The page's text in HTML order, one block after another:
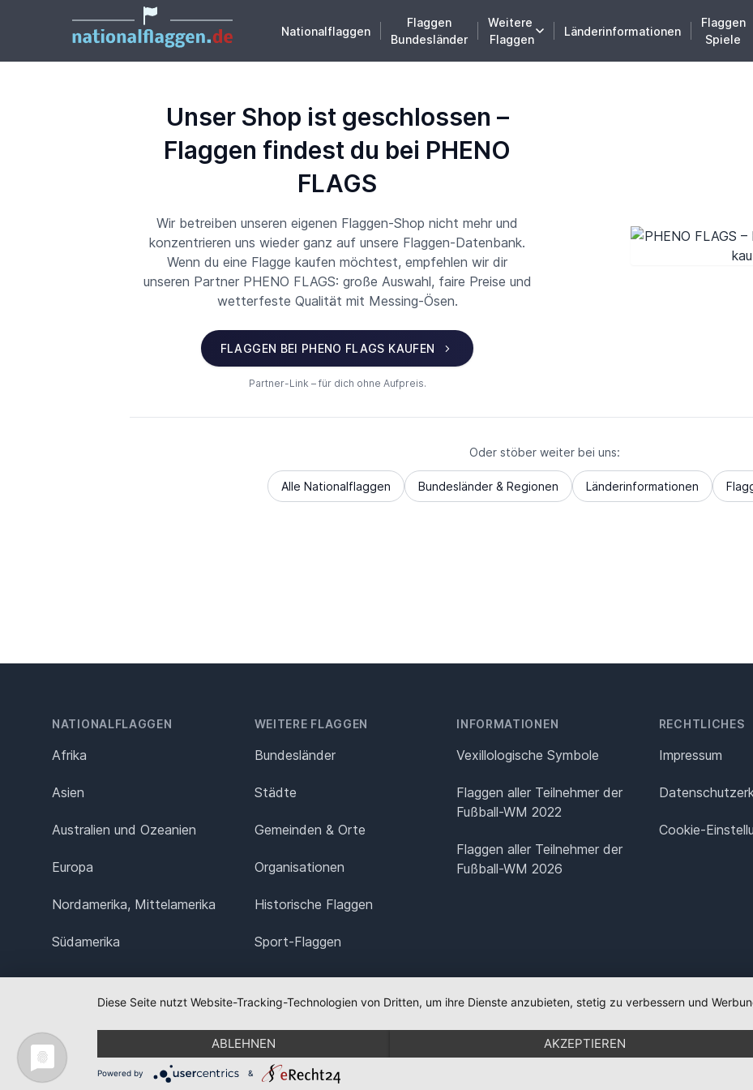
Nationalflaggen
Flaggen
Bundesländer
Weitere
Flaggen
Länderinformationen
Flaggen
Spiele
Unser Shop ist geschlossen –
Flaggen findest du bei PHENO
FLAGS
Wir betreiben unseren eigenen Flaggen-Shop nicht mehr und
konzentrieren uns wieder ganz auf unsere Flaggen-Datenbank.
Wenn du eine Flagge kaufen möchtest, empfehlen wir dir
unseren Partner PHENO FLAGS: große Auswahl, faire Preise und
wetterfeste Qualität mit Messing-Ösen.
FLAGGEN BEI PHENO FLAGS KAUFEN
Partner-Link – für dich ohne Aufpreis.
Oder stöber weiter bei uns:
Alle Nationalflaggen Bundesländer & Regionen Länderinformationen
NATIONALFLAGGEN
Afrika
Asien
Australien und Ozeanien
Europa
Nordamerika, Mittelamerika
Südamerika
WEITERE FLAGGEN
Bundesländer
Städte
Gemeinden & Orte
Organisationen
Historische Flaggen
Sport-Flaggen
INFORMATIONEN
Vexillologische Symbole
Flaggen aller Teilnehmer der
Fußball-WM 2022
Flaggen aller Teilnehmer der
Fußball-WM 2026
RECHTLICHES
Impressum
Cookie-
Diese Seite nutzt Website-Tracking-Technologien von Dritten, um ihre Dienste anzubieten, stetig zu verbessern und
ABLEHNEN AKZEPTIEREN
Powered by &